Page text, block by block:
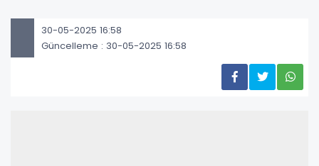
30-05-2025 16:58
Güncelleme : 30-05-2025 16:58